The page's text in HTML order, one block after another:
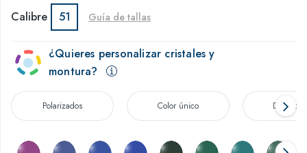
Calibre 51 Guía de tallas
¿Quieres personalizar cristales y
montura?
Polarizados Color único